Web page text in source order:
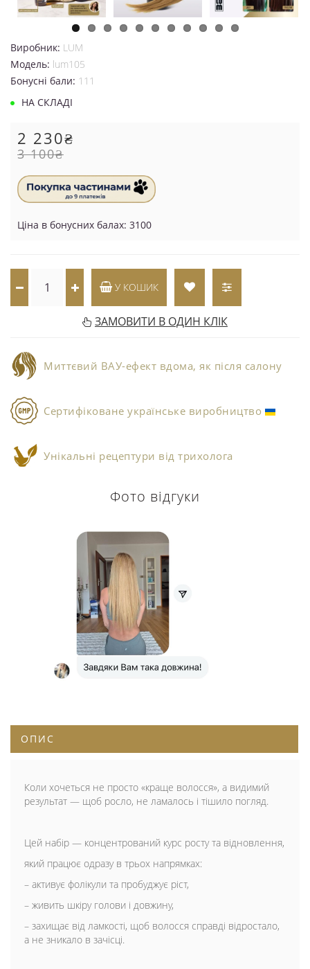
Виробник: LUM
Модель: lum105
Бонусні бали: 111
НА СКЛАДІ
2 230₴
3 100₴
Ціна в бонусних балах: 3100
У КОШИК
ЗАМОВИТИ В ОДИН КЛІК
Миттєвий ВАУ-ефект вдома, як після салону
Сертифіковане українське виробництво
Унікальні рецептури від трихолога
Фото відгуки
ОПИС
Коли хочеться не просто «краще волосся», а видимий
результат — щоб росло, не ламалось і тішило погляд.
Цей набір — концентрований курс росту та відновлення,
який працює одразу в трьох напрямках:
– активує фолікули та пробуджує ріст,
– живить шкіру голови і довжину,
– захищає від ламкості, щоб волосся справді відростало,
а не зникало в зачісці.